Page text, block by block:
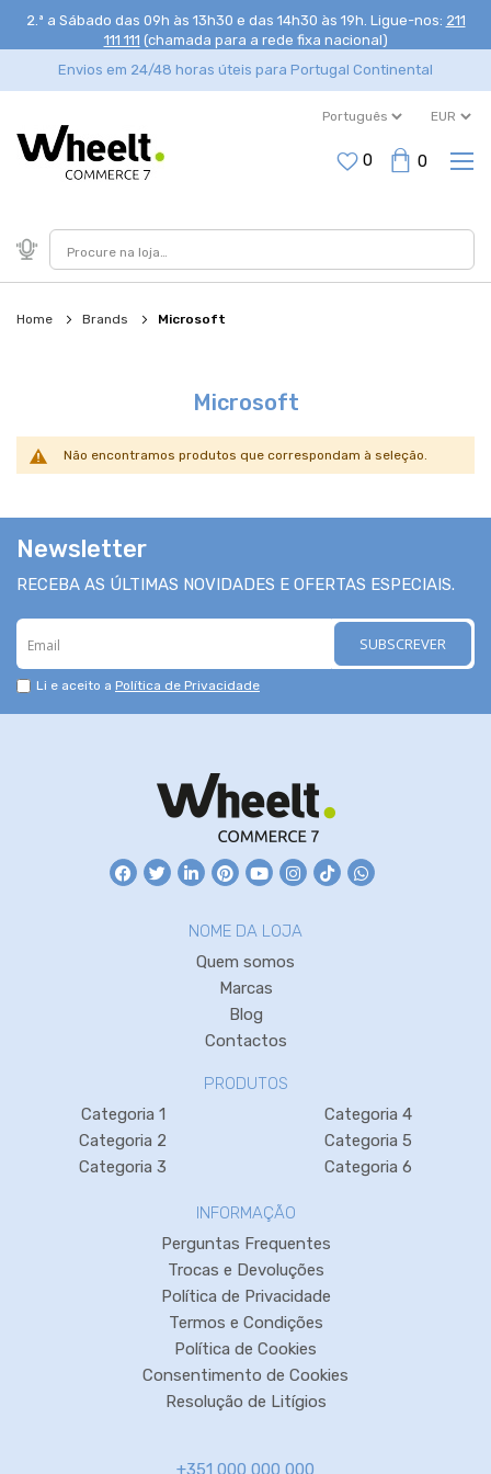
2.ª a Sábado das 09h às 13h30 e das 14h30 às 19h. Ligue-nos: 211
111 111 (chamada para a rede fixa nacional)
Envios em 24/48 horas úteis para Portugal Continental
0 0
Home Brands Microsoft
Microsoft
Não encontramos produtos que correspondam à seleção.
Newsletter
RECEBA AS ÚLTIMAS NOVIDADES E OFERTAS ESPECIAIS.
SUBSCREVER
Li e aceito a Política de Privacidade
NOME DA LOJA
Quem somos
Marcas
Blog
Contactos
PRODUTOS
Categoria 1
Categoria 2
Categoria 3
Categoria 4
Categoria 5
Categoria 6
INFORMAÇÃO
Perguntas Frequentes
Trocas e Devoluções
Política de Privacidade
Termos e Condições
Política de Cookies
Consentimento de Cookies
Resolução de Litígios
+351 000 000 000